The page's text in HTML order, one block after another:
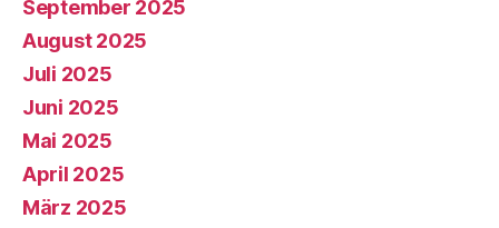
September 2025
August 2025
Juli 2025
Juni 2025
Mai 2025
April 2025
März 2025